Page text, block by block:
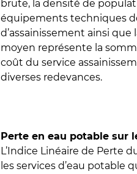
brute, la densité de
équipements techniques
d’assainissement ainsi
moyen représente la
coût du service
diverses redevances.
Perte en eau potable sur
L’Indice Linéaire de Perte
les services d’eau potable